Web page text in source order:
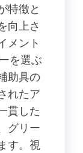
特徴と
向上さ
メント
を選ぶ
助具の
れたア
貫した
グリー
す。視